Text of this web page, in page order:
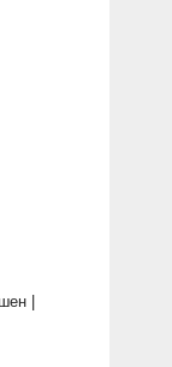
|